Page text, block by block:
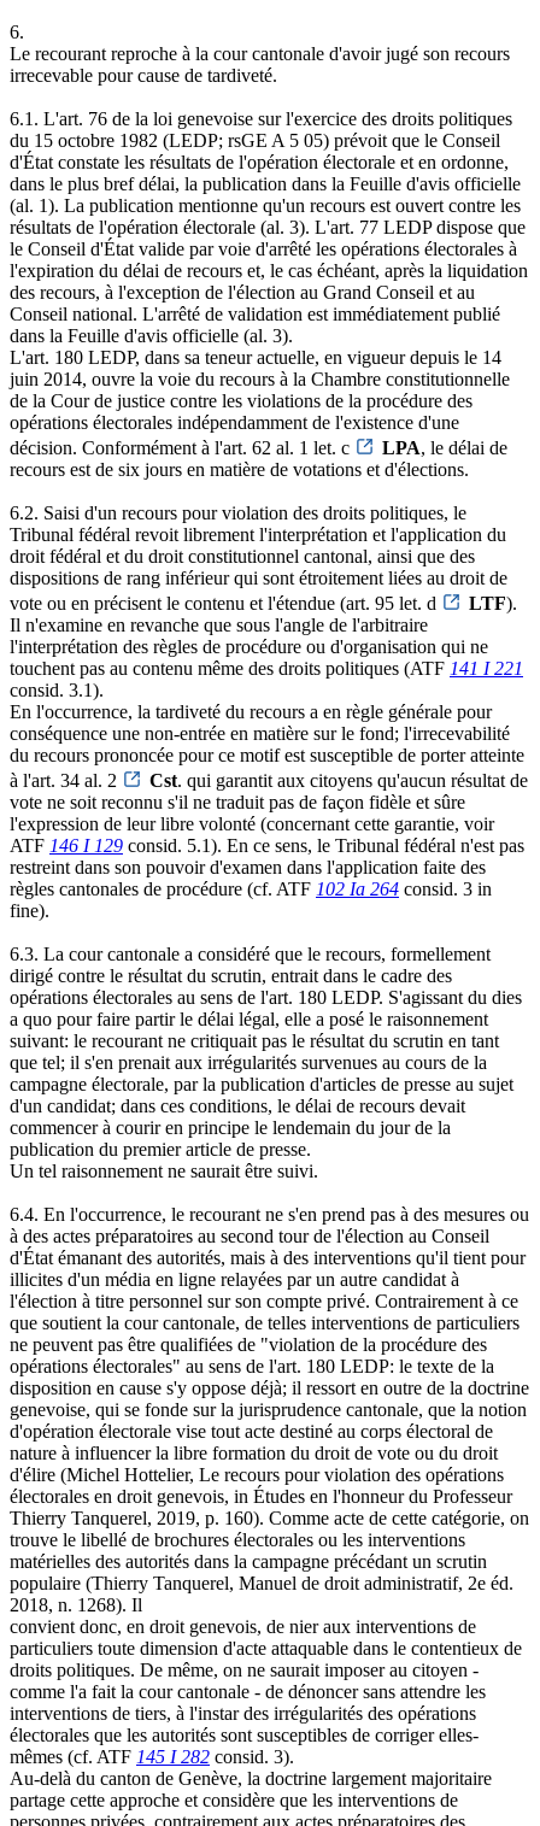
6.
Le recourant reproche à la cour cantonale d'avoir jugé son recours
irrecevable pour cause de tardiveté.
6.1. L'art. 76 de la loi genevoise sur l'exercice des droits politiques
du 15 octobre 1982 (LEDP; rsGE A 5 05) prévoit que le Conseil
d'État constate les résultats de l'opération électorale et en ordonne,
dans le plus bref délai, la publication dans la Feuille d'avis officielle
(al. 1). La publication mentionne qu'un recours est ouvert contre les
résultats de l'opération électorale (al. 3). L'art. 77 LEDP dispose que
le Conseil d'État valide par voie d'arrêté les opérations électorales à
l'expiration du délai de recours et, le cas échéant, après la liquidation
des recours, à l'exception de l'élection au Grand Conseil et au
Conseil national. L'arrêté de validation est immédiatement publié
dans la Feuille d'avis officielle (al. 3).
L'art. 180 LEDP, dans sa teneur actuelle, en vigueur depuis le 14
juin 2014, ouvre la voie du recours à la Chambre constitutionnelle
de la Cour de justice contre les violations de la procédure des
opérations électorales indépendamment de l'existence d'une
décision. Conformément à l'art. 62 al. 1 let. c
LPA, le délai de
recours est de six jours en matière de votations et d'élections.
6.2. Saisi d'un recours pour violation des droits politiques, le
Tribunal fédéral revoit librement l'interprétation et l'application du
droit fédéral et du droit constitutionnel cantonal, ainsi que des
dispositions de rang inférieur qui sont étroitement liées au droit de
vote ou en précisent le contenu et l'étendue (art. 95 let. d
LTF).
Il n'examine en revanche que sous l'angle de l'arbitraire
l'interprétation des règles de procédure ou d'organisation qui ne
touchent pas au contenu même des droits politiques (ATF 141 I 221
consid. 3.1).
En l'occurrence, la tardiveté du recours a en règle générale pour
conséquence une non-entrée en matière sur le fond; l'irrecevabilité
du recours prononcée pour ce motif est susceptible de porter atteinte
à l'art. 34 al. 2
Cst. qui garantit aux citoyens qu'aucun résultat de
vote ne soit reconnu s'il ne traduit pas de façon fidèle et sûre
l'expression de leur libre volonté (concernant cette garantie, voir
ATF 146 I 129 consid. 5.1). En ce sens, le Tribunal fédéral n'est pas
restreint dans son pouvoir d'examen dans l'application faite des
règles cantonales de procédure (cf. ATF 102 Ia 264 consid. 3 in
fine).
6.3. La cour cantonale a considéré que le recours, formellement
dirigé contre le résultat du scrutin, entrait dans le cadre des
opérations électorales au sens de l'art. 180 LEDP. S'agissant du dies
a quo pour faire partir le délai légal, elle a posé le raisonnement
suivant: le recourant ne critiquait pas le résultat du scrutin en tant
que tel; il s'en prenait aux irrégularités survenues au cours de la
campagne électorale, par la publication d'articles de presse au sujet
d'un candidat; dans ces conditions, le délai de recours devait
commencer à courir en principe le lendemain du jour de la
publication du premier article de presse.
Un tel raisonnement ne saurait être suivi.
6.4. En l'occurrence, le recourant ne s'en prend pas à des mesures ou
à des actes préparatoires au second tour de l'élection au Conseil
d'État émanant des autorités, mais à des interventions qu'il tient pour
illicites d'un média en ligne relayées par un autre candidat à
l'élection à titre personnel sur son compte privé. Contrairement à ce
que soutient la cour cantonale, de telles interventions de particuliers
ne peuvent pas être qualifiées de "violation de la procédure des
opérations électorales" au sens de l'art. 180 LEDP: le texte de la
disposition en cause s'y oppose déjà; il ressort en outre de la doctrine
genevoise, qui se fonde sur la jurisprudence cantonale, que la notion
d'opération électorale vise tout acte destiné au corps électoral de
nature à influencer la libre formation du droit de vote ou du droit
d'élire (Michel Hottelier, Le recours pour violation des opérations
électorales en droit genevois, in Études en l'honneur du Professeur
Thierry Tanquerel, 2019, p. 160). Comme acte de cette catégorie, on
trouve le libellé de brochures électorales ou les interventions
matérielles des autorités dans la campagne précédant un scrutin
populaire (Thierry Tanquerel, Manuel de droit administratif, 2e éd.
2018, n. 1268). Il
convient donc, en droit genevois, de nier aux interventions de
particuliers toute dimension d'acte attaquable dans le contentieux de
droits politiques. De même, on ne saurait imposer au citoyen -
comme l'a fait la cour cantonale - de dénoncer sans attendre les
interventions de tiers, à l'instar des irrégularités des opérations
électorales que les autorités sont susceptibles de corriger elles-
mêmes (cf. ATF 145 I 282 consid. 3).
Au-delà du canton de Genève, la doctrine largement majoritaire
partage cette approche et considère que les interventions de
personnes privées, contrairement aux actes préparatoires des